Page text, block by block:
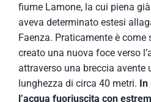
fiume Lamone, la cui piena
aveva determinato estesi
Faenza. Praticamente è
creato una nuova foce verso
attraverso una breccia avente
lunghezza di circa 40 metri. In
l’acqua fuoriuscita con